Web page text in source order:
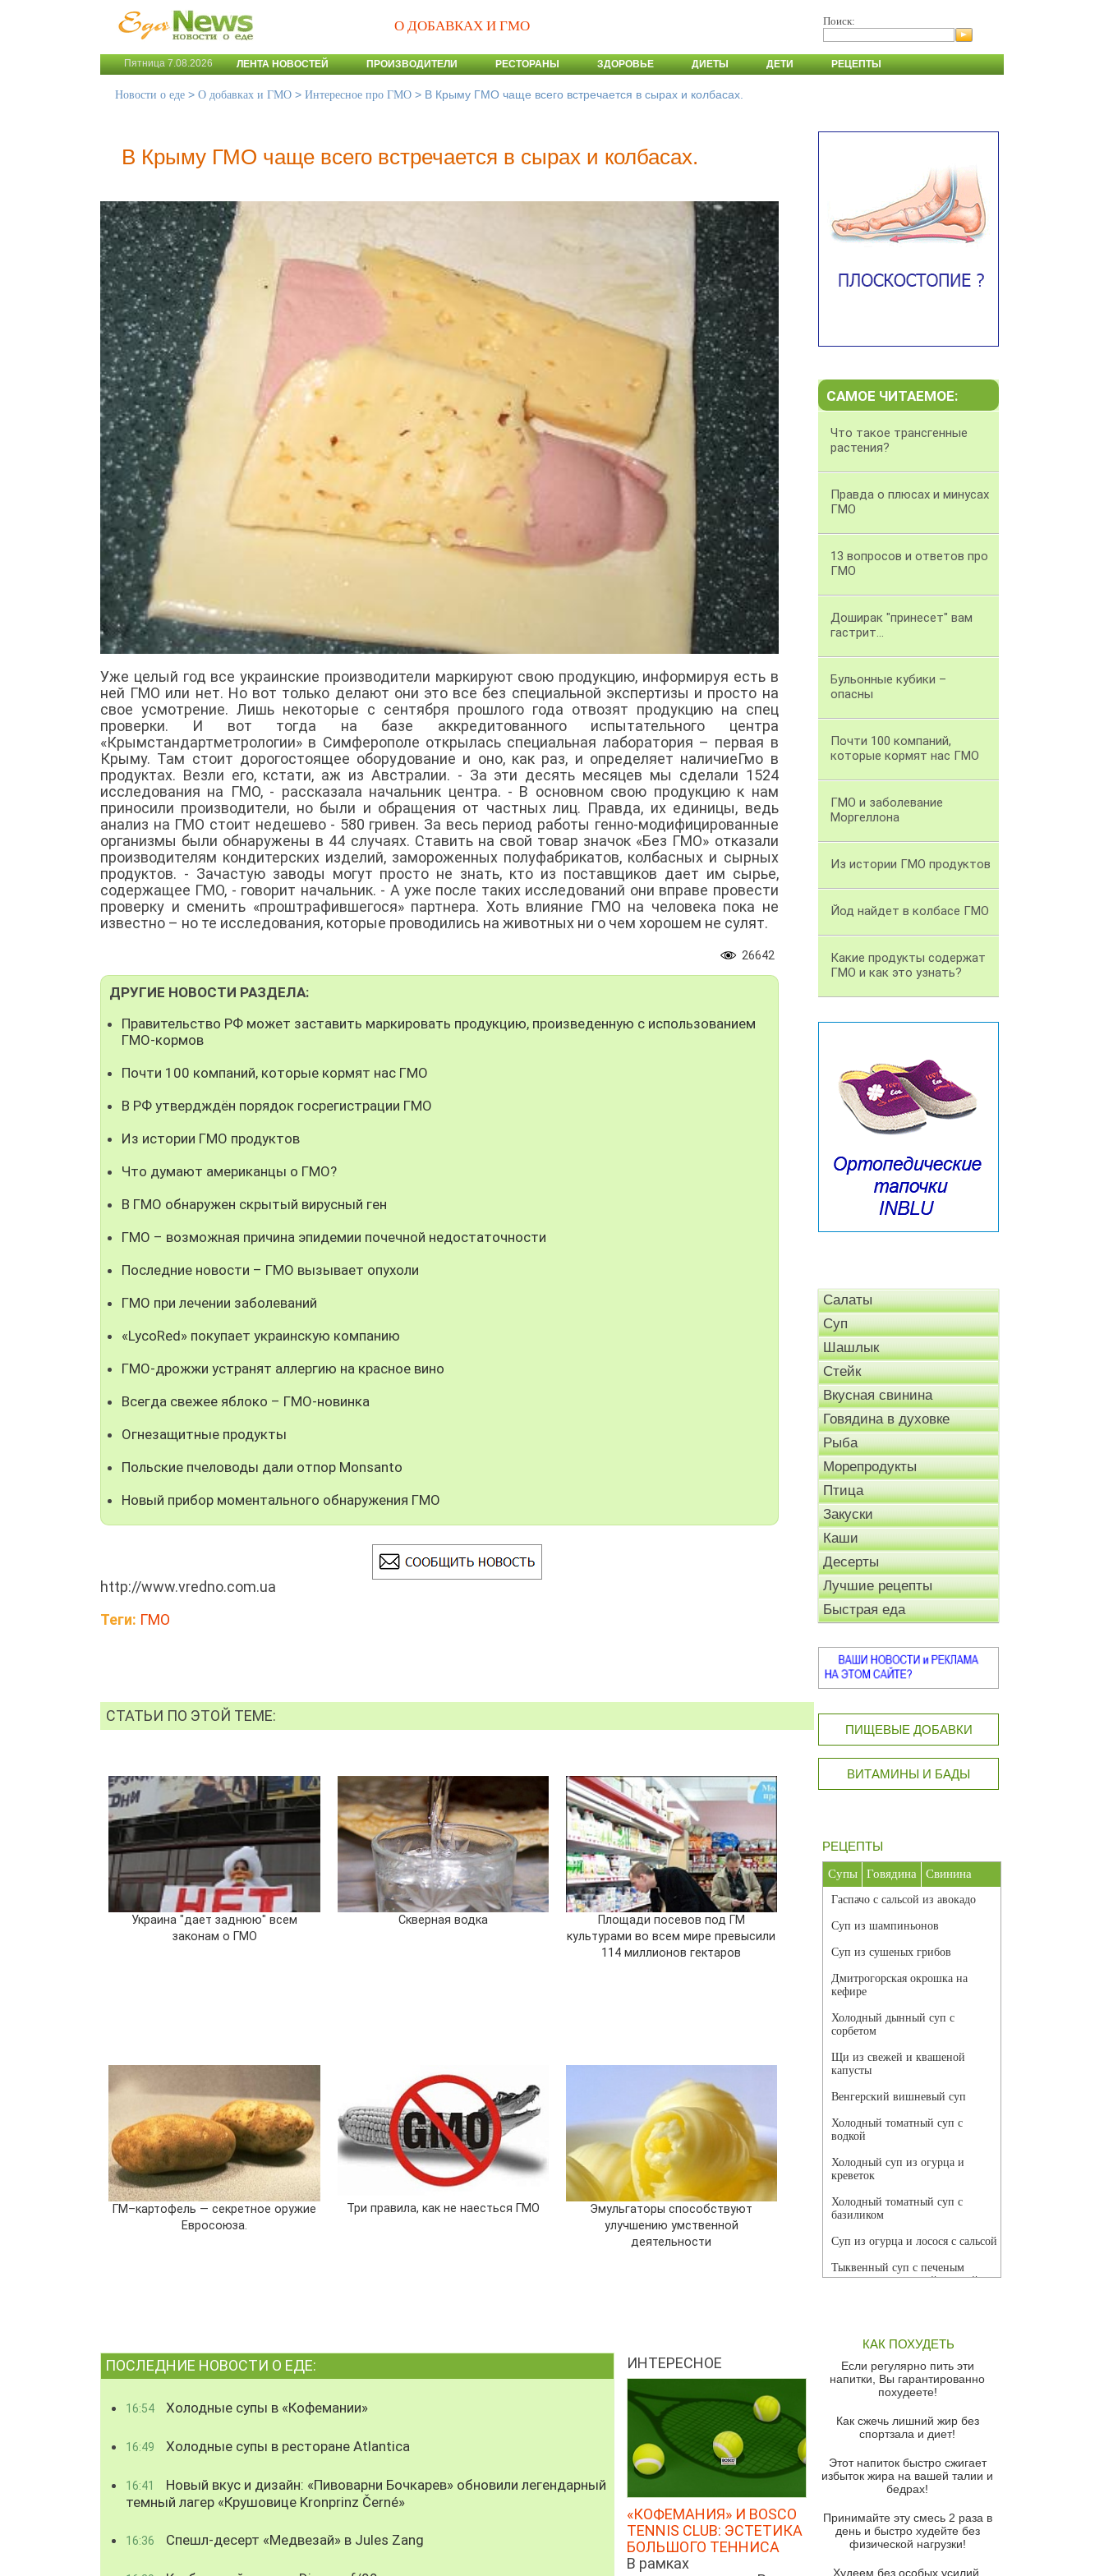
О ДОБАВКАХ И ГМО Поиск:
Пятница 7.08.2026 ЛЕНТА НОВОСТЕЙ ПРОИЗВОДИТЕЛИ РЕСТОРАНЫ ЗДОРОВЬЕ ДИЕТЫ ДЕТИ РЕЦЕПТЫ
Новости о еде > О добавках и ГМО > Интересное про ГМО > В Крыму ГМО чаще всего встречается в сырах и колбасах.
В Крыму ГМО чаще всего встречается в сырах и колбасах.
Уже целый год все украинские производители маркируют свою продукцию, информируя есть в
ней ГМО или нет. Но вот только делают они это все без специальной экспертизы и просто на
свое усмотрение. Лишь некоторые с сентября прошлого года отвозят продукцию на спец
проверки. И вот тогда на базе аккредитованного испытательного центра
«Крымстандартметрологии» в Симферополе открылась специальная лаборатория – первая в
Крыму. Там стоит дорогостоящее оборудование и оно, как раз, и определяет наличиеГмо в
продуктах. Везли его, кстати, аж из Австралии. - За эти десять месяцев мы сделали 1524
исследования на ГМО, - рассказала начальник центра. - В основном свою продукцию к нам
приносили производители, но были и обращения от частных лиц. Правда, их единицы, ведь
анализ на ГМО стоит недешево - 580 гривен. За весь период работы генно-модифицированные
организмы были обнаружены в 44 случаях. Ставить на свой товар значок «Без ГМО» отказали
производителям кондитерских изделий, замороженных полуфабрикатов, колбасных и сырных
продуктов. - Зачастую заводы могут просто не знать, кто из поставщиков дает им сырье,
содержащее ГМО, - говорит начальник. - А уже после таких исследований они вправе провести
проверку и сменить «проштрафившегося» партнера. Хоть влияние ГМО на человека пока не
известно – но те исследования, которые проводились на животных ни о чем хорошем не сулят.
26642
ДРУГИЕ НОВОСТИ РАЗДЕЛА:
Правительство РФ может заставить маркировать продукцию, произведенную с использованием
ГМО-кормов
Почти 100 компаний, которые кормят нас ГМО
В РФ утвердждён порядок госрегистрации ГМО
Из истории ГМО продуктов
Что думают американцы о ГМО?
В ГМО обнаружен скрытый вирусный ген
ГМО – возможная причина эпидемии почечной недостаточности
Последние новости – ГМО вызывает опухоли
ГМО при лечении заболеваний
«LycoRed» покупает украинскую компанию
ГМО-дрожжи устранят аллергию на красное вино
Всегда свежее яблоко – ГМО-новинка
Огнезащитные продукты
Польские пчеловоды дали отпор Monsanto
Новый прибор моментального обнаружения ГМО
http://www.vredno.com.ua
Теги: ГМО
СТАТЬИ ПО ЭТОЙ ТЕМЕ:
Украина "дает заднюю" всем
законам о ГМО
Скверная водка
Площади посевов под ГМ
культурами во всем мире превысили
114 миллионов гектаров
ГМ–картофель — секретное оружие
Евросоюза.
Три правила, как не наесться ГМО
Эмульгаторы способствуют
улучшению умственной
деятельности
ПОСЛЕДНИЕ НОВОСТИ О ЕДЕ:
16:54 Холодные супы в «Кофемании»
16:49 Холодные супы в ресторане Atlantica
16:41
Новый вкус и дизайн: «Пивоварни Бочкарев» обновили легендарный
темный лагер «Крушовице Kronprinz Černé»
16:36 Спешл-десерт «Медвезай» в Jules Zang
ИНТЕРЕСНОЕ
«КОФЕМАНИЯ» И BOSCO
TENNIS CLUB: ЭСТЕТИКА
БОЛЬШОГО ТЕННИСА
В рамках
САМОЕ ЧИТАЕМОЕ:
Что такое трансгенные
растения?
Правда о плюсах и минусах
ГМО
13 вопросов и ответов про
ГМО
Доширак "принесет" вам
гастрит...
Бульонные кубики –
опасны
Почти 100 компаний,
которые кормят нас ГМО
ГМО и заболевание
Моргеллона
Из истории ГМО продуктов
Йод найдет в колбасе ГМО
Какие продукты содержат
ГМО и как это узнать?
Салаты
Суп
Шашлык
Стейк
Вкусная свинина
Говядина в духовке
Рыба
Морепродукты
Птица
Закуски
Каши
Десерты
Лучшие рецепты
Быстрая еда
ПИЩЕВЫЕ ДОБАВКИ
ВИТАМИНЫ И БАДЫ
РЕЦЕПТЫ
Супы Говядина Свинина
Гаспачо с сальсой из авокадо
Суп из шампиньонов
Суп из сушеных грибов
Дмитрогорская окрошка на
кефире
Холодный дынный суп с
сорбетом
Щи из свежей и квашеной
капусты
Венгерский вишневый суп
Холодный томатный суп с
водкой
Холодный суп из огурца и
креветок
Холодный томатный суп с
базиликом
Суп из огурца и лосося с сальсой
Тыквенный суп с печеным
чесноком и томатной сальсой
красного перца
Парижский луковый суп
Суп из спаржи и горошка с
Суп-крем из цветной капусты
Французский луковый суп
Суп из баклажанов с моцареллой
Грибной крем-суп с кростини с
козьим сыром
Суп мисо с зеленым луком и
КАК ПОХУДЕТЬ
Если регулярно пить эти
напитки, Вы гарантированно
похудеете!
Как сжечь лишний жир без
спортзала и диет!
Этот напиток быстро сжигает
избыток жира на вашей талии и
бедрах!
Принимайте эту смесь 2 раза в
день и быстро худейте без
физической нагрузки!
Худеем без особых усилий,